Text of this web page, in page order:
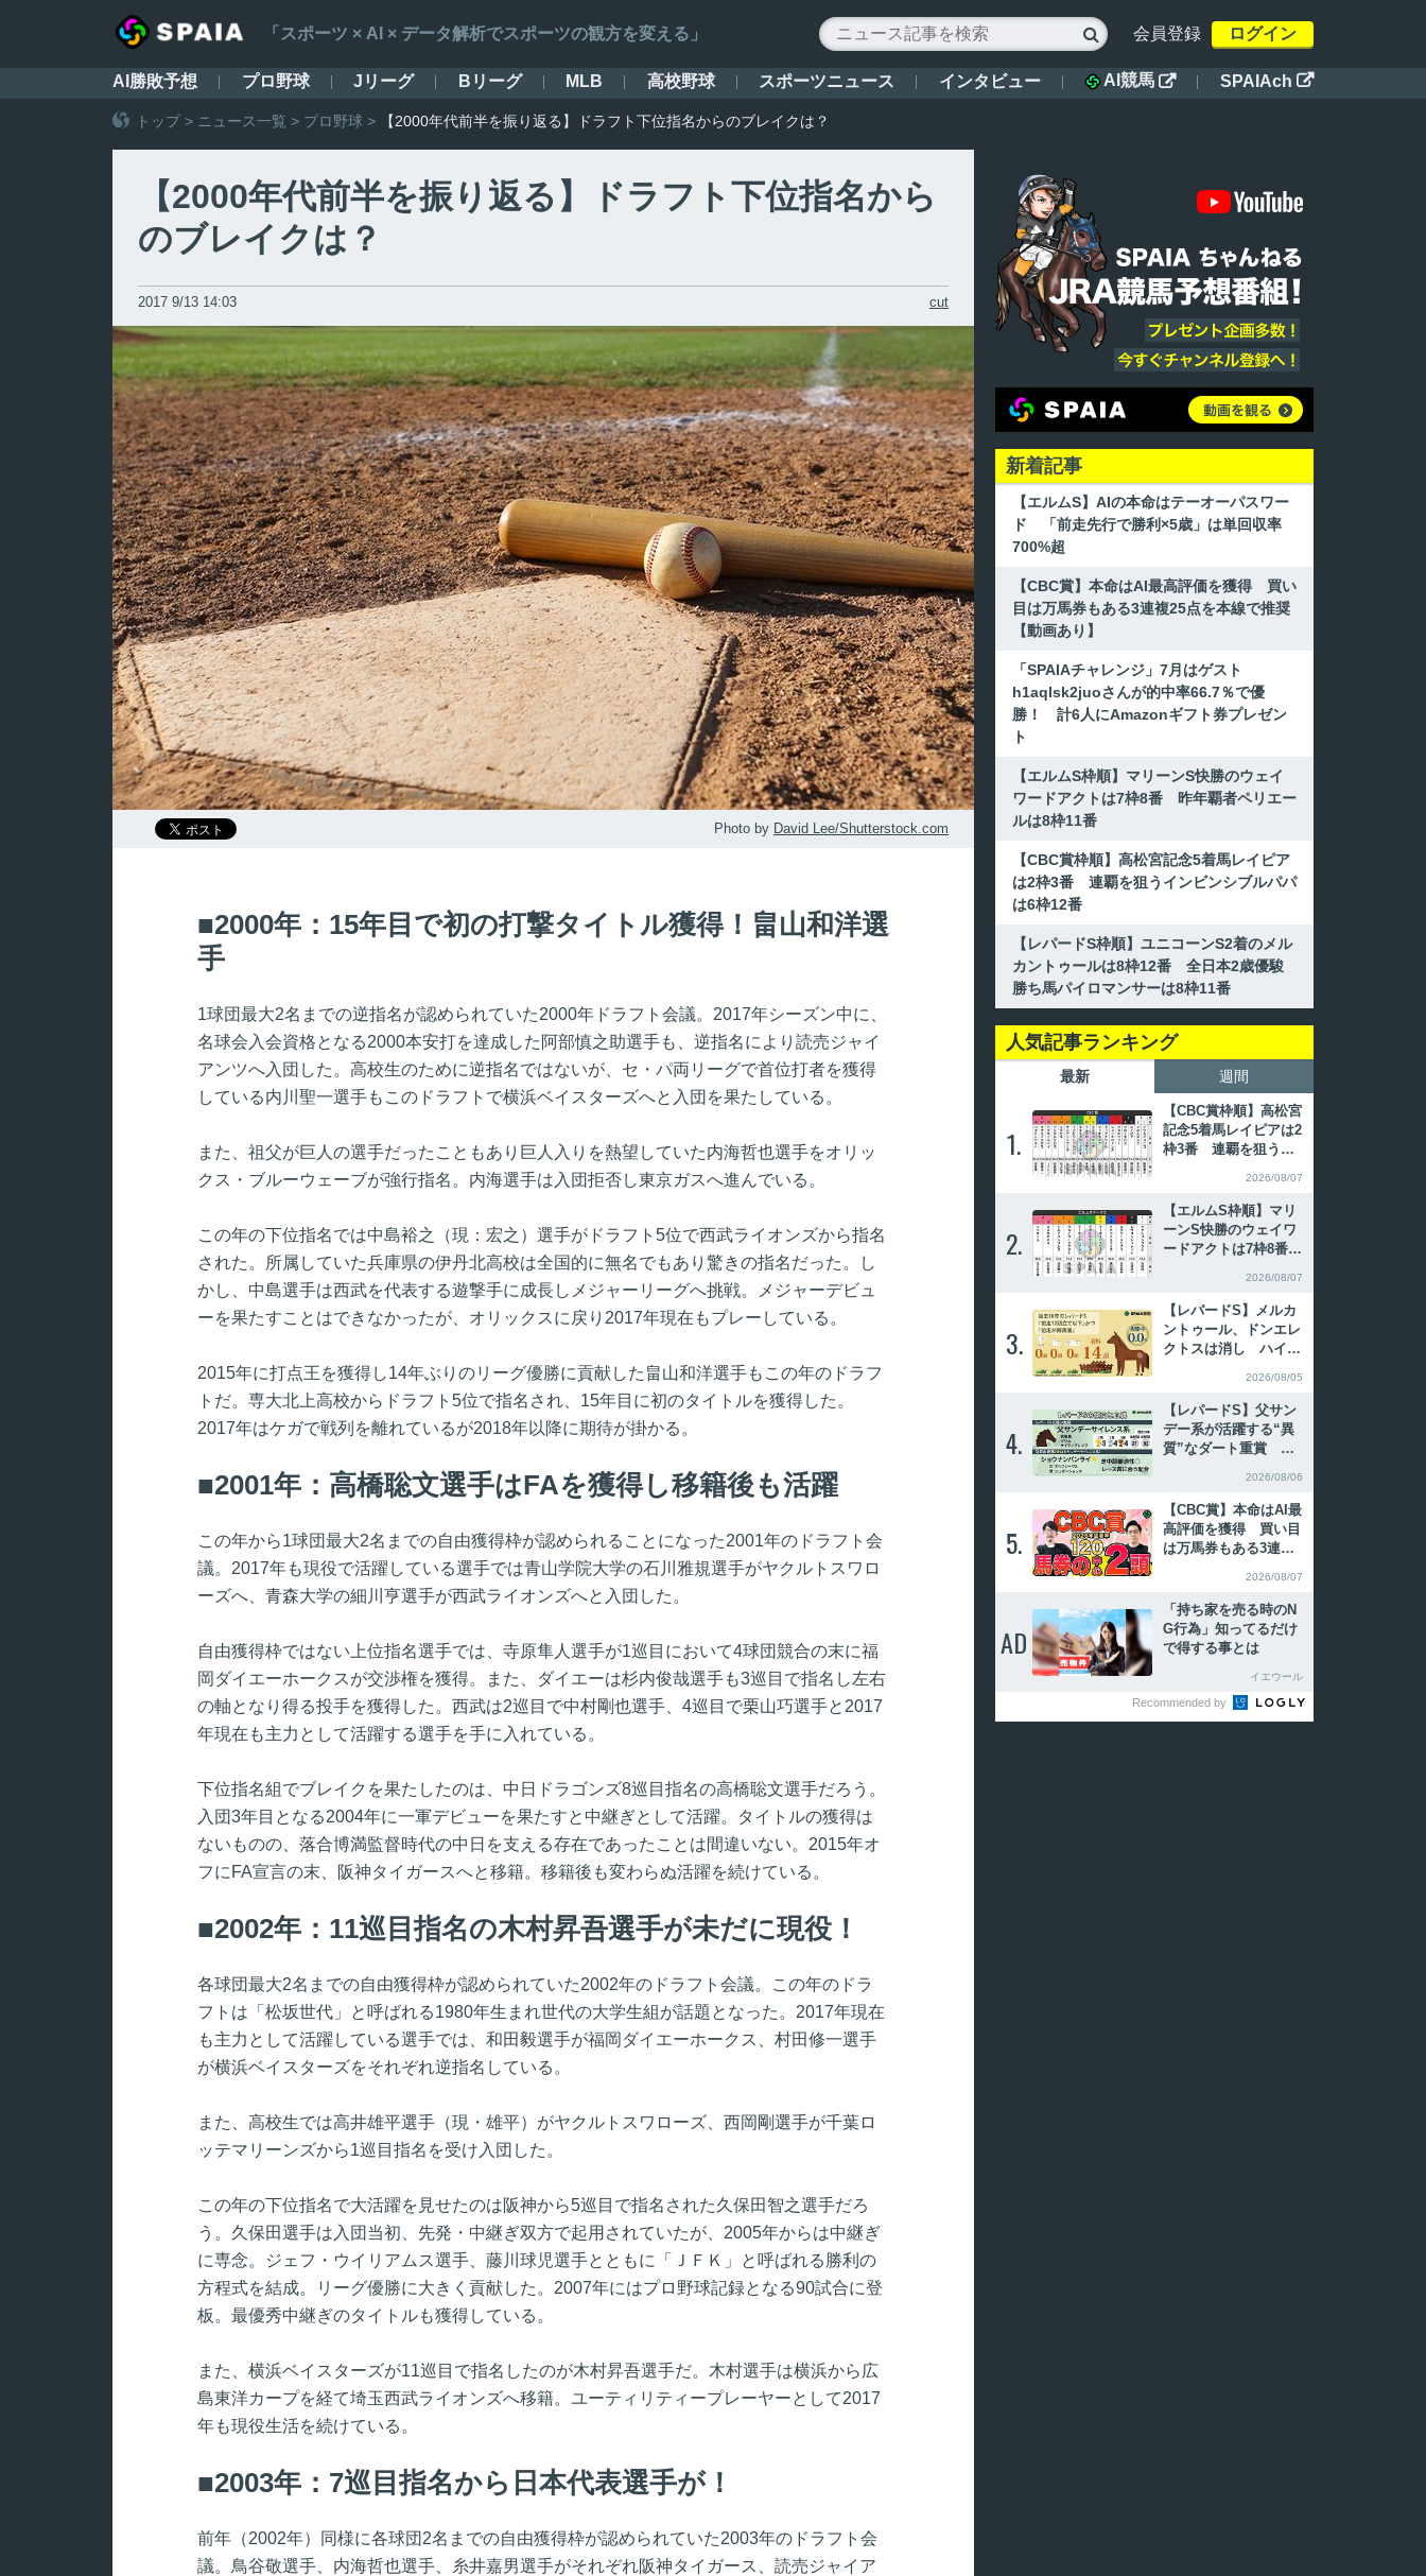
「スポーツ × AI × データ解析でスポーツの観方を変える」  会員登録 ログイン
AI勝敗予想 プロ野球 Jリーグ Bリーグ MLB 高校野球 スポーツニュース インタビュー AI競馬  SPAIAch 
トップ> ニュース一覧 > プロ野球 > 【2000年代前半を振り返る】ドラフト下位指名からのブレイクは？
【2000年代前半を振り返る】ドラフト下位指名から
のブレイクは？
2017 9/13 14:03 cut
Photo by David Lee/Shutterstock.com
2000年：15年目で初の打撃タイトル獲得！畠山和洋選
手
1球団最大2名までの逆指名が認められていた2000年ドラフト会議。2017年シーズン中に、
名球会入会資格となる2000本安打を達成した阿部慎之助選手も、逆指名により読売ジャイ
アンツへ入団した。高校生のために逆指名ではないが、セ・パ両リーグで首位打者を獲得
している内川聖一選手もこのドラフトで横浜ベイスターズへと入団を果たしている。
また、祖父が巨人の選手だったこともあり巨人入りを熱望していた内海哲也選手をオリッ
クス・ブルーウェーブが強行指名。内海選手は入団拒否し東京ガスへ進んでいる。
この年の下位指名では中島裕之（現：宏之）選手がドラフト5位で西武ライオンズから指名
された。所属していた兵庫県の伊丹北高校は全国的に無名でもあり驚きの指名だった。し
かし、中島選手は西武を代表する遊撃手に成長しメジャーリーグへ挑戦。メジャーデビュ
ーを果たすことはできなかったが、オリックスに戻り2017年現在もプレーしている。
2015年に打点王を獲得し14年ぶりのリーグ優勝に貢献した畠山和洋選手もこの年のドラフ
トだ。専大北上高校からドラフト5位で指名され、15年目に初のタイトルを獲得した。
2017年はケガで戦列を離れているが2018年以降に期待が掛かる。
2001年：高橋聡文選手はFAを獲得し移籍後も活躍
この年から1球団最大2名までの自由獲得枠が認められることになった2001年のドラフト会
議。2017年も現役で活躍している選手では青山学院大学の石川雅規選手がヤクルトスワロ
ーズへ、青森大学の細川亨選手が西武ライオンズへと入団した。
自由獲得枠ではない上位指名選手では、寺原隼人選手が1巡目において4球団競合の末に福
岡ダイエーホークスが交渉権を獲得。また、ダイエーは杉内俊哉選手も3巡目で指名し左右
の軸となり得る投手を獲得した。西武は2巡目で中村剛也選手、4巡目で栗山巧選手と2017
年現在も主力として活躍する選手を手に入れている。
下位指名組でブレイクを果たしたのは、中日ドラゴンズ8巡目指名の高橋聡文選手だろう。
入団3年目となる2004年に一軍デビューを果たすと中継ぎとして活躍。タイトルの獲得は
ないものの、落合博満監督時代の中日を支える存在であったことは間違いない。2015年オ
フにFA宣言の末、阪神タイガースへと移籍。移籍後も変わらぬ活躍を続けている。
2002年：11巡目指名の木村昇吾選手が未だに現役！
各球団最大2名までの自由獲得枠が認められていた2002年のドラフト会議。この年のドラ
フトは「松坂世代」と呼ばれる1980年生まれ世代の大学生組が話題となった。2017年現在
も主力として活躍している選手では、和田毅選手が福岡ダイエーホークス、村田修一選手
が横浜ベイスターズをそれぞれ逆指名している。
また、高校生では高井雄平選手（現・雄平）がヤクルトスワローズ、西岡剛選手が千葉ロ
ッテマリーンズから1巡目指名を受け入団した。
この年の下位指名で大活躍を見せたのは阪神から5巡目で指名された久保田智之選手だろ
う。久保田選手は入団当初、先発・中継ぎ双方で起用されていたが、2005年からは中継ぎ
に専念。ジェフ・ウイリアムス選手、藤川球児選手とともに「ＪＦＫ」と呼ばれる勝利の
方程式を結成。リーグ優勝に大きく貢献した。2007年にはプロ野球記録となる90試合に登
板。最優秀中継ぎのタイトルも獲得している。
また、横浜ベイスターズが11巡目で指名したのが木村昇吾選手だ。木村選手は横浜から広
島東洋カープを経て埼玉西武ライオンズへ移籍。ユーティリティープレーヤーとして2017
年も現役生活を続けている。
2003年：7巡目指名から日本代表選手が！
前年（2002年）同様に各球団2名までの自由獲得枠が認められていた2003年のドラフト会
議。鳥谷敬選手、内海哲也選手、糸井嘉男選手がそれぞれ阪神タイガース、読売ジャイア
新着記事
【エルムS】AIの本命はテーオーパスワー
ド 「前走先行で勝利×5歳」は単回収率
700%超
【CBC賞】本命はAI最高評価を獲得 買い
目は万馬券もある3連複25点を本線で推奨
【動画あり】
「SPAIAチャレンジ」7月はゲスト
h1aqlsk2juoさんが的中率66.7％で優
勝！ 計6人にAmazonギフト券プレゼン
ト
【エルムS枠順】マリーンS快勝のウェイ
ワードアクトは7枠8番 昨年覇者ペリエー
ルは8枠11番
【CBC賞枠順】高松宮記念5着馬レイピア
は2枠3番 連覇を狙うインビンシブルパパ
は6枠12番
【レパードS枠順】ユニコーンS2着のメル
カントゥールは8枠12番 全日本2歳優駿
勝ち馬パイロマンサーは8枠11番
人気記事ランキング
最新 週間
1.
【CBC賞枠順】高松宮
記念5着馬レイピアは2
枠3番 連覇を狙うイ
2026/08/07
2.
【エルムS枠順】マリ
ーンS快勝のウェイワ
ードアクトは7枠8番
2026/08/07
3.
【レパードS】メルカ
ントゥール、ドンエレ
クトスは消し ハイブ
2026/08/05
4.
【レパードS】父サン
デー系が活躍する“異
質”なダート重賞 傾
2026/08/06
5.
【CBC賞】本命はAI最
高評価を獲得 買い目
は万馬券もある3連複2
2026/08/07
AD
「持ち家を売る時のN
G行為」知ってるだけ
で得する事とは
イエウール
Recommended by